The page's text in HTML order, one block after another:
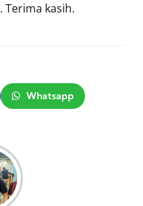
. Terima kasih.
Whatsapp